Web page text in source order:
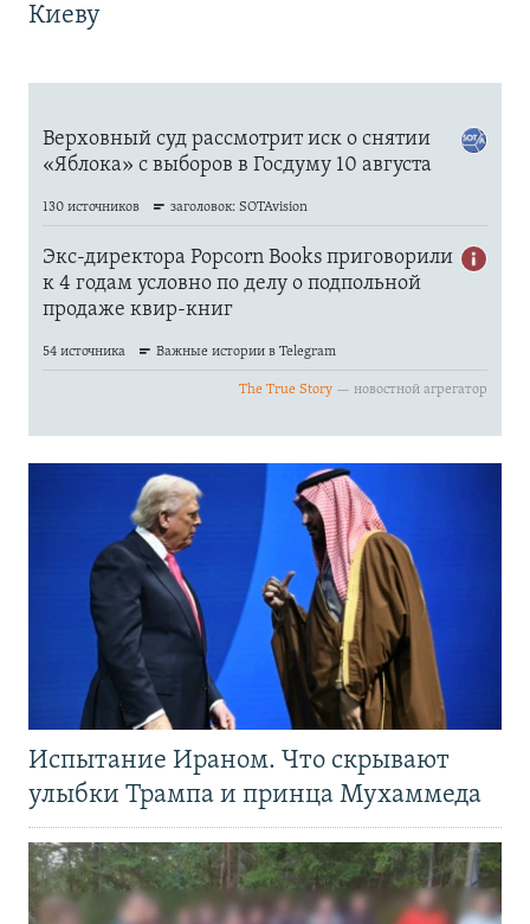
Киеву
Испытание Ираном. Что скрывают
улыбки Трампа и принца Мухаммеда